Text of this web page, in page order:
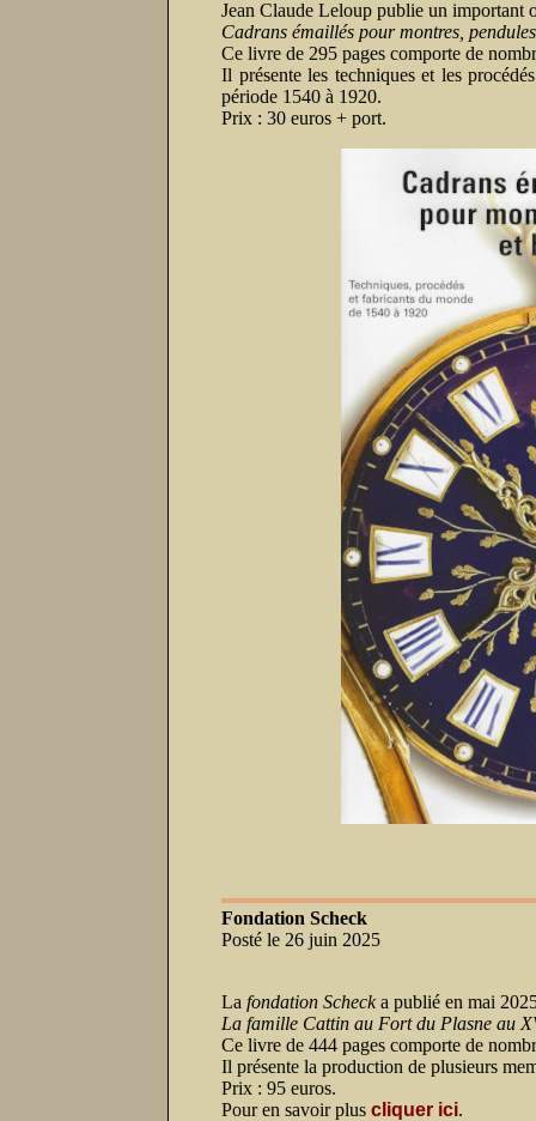
Jean Claude Leloup publie un important
Cadrans émaillés pour montres,
Ce livre de 295 pages comporte de
Il présente les techniques et les
période 1540 à 1920.
Prix : 30 euros + port.
Fondation Scheck
Posté le 26 juin 2025
La fondation Schecka publié en mai
La famille Cattin au Fort du Plasne au
Ce livre de 444 pages comporte de
Il présente la production de plusieurs
Prix : 95 euros.
Pour en savoir plus cliquer ici.